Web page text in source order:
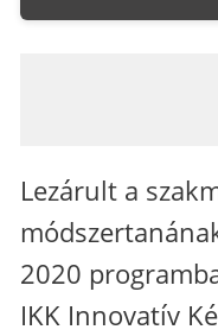
Lezárult a
2020
IKK Innovatív